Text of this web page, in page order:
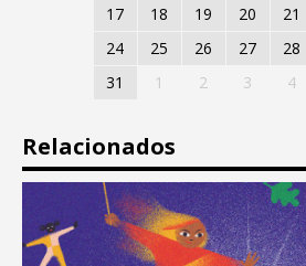
17
18 19 20 21
24
25 26 27 28
31
1 2 3 4
Relacionados